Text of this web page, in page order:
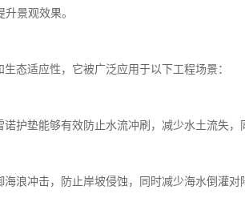
景观效果。
态适应性，它被广泛应用于以下工程场景：
护垫能够有效防止水流冲刷，减少水土流失
浪冲击，防止岸坡侵蚀，同时减少海水倒灌对